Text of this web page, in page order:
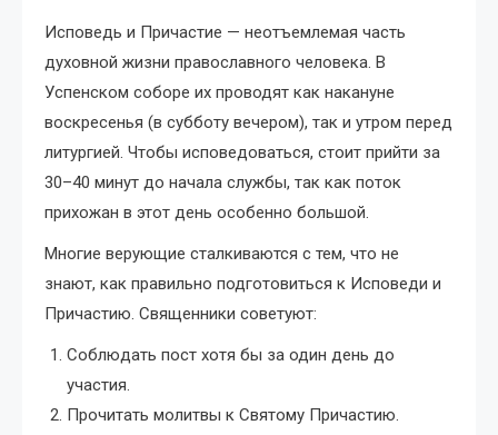
Исповедь и Причастие — неотъемлемая часть
духовной жизни православного человека. В
Успенском соборе их проводят как накануне
воскресенья (в субботу вечером), так и утром перед
литургией. Чтобы исповедоваться, стоит прийти за
30–40 минут до начала службы, так как поток
прихожан в этот день особенно большой.
Многие верующие сталкиваются с тем, что не
знают, как правильно подготовиться к Исповеди и
Причастию. Священники советуют:
Соблюдать пост хотя бы за один день до
участия.
Прочитать молитвы к Святому Причастию.